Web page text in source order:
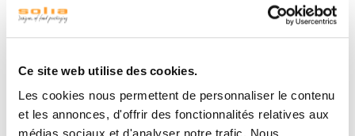
Ce site web utilise des cookies.
Les cookies nous permettent de personnaliser le contenu
et les annonces, d'offrir des fonctionnalités relatives aux
Verres personnalisables à partir de 100 pièces.
Coloris : effet givré
Matériau : En plastique (PP)
Dimensions : H138 Ø58 mm
Contenance : 140 ml